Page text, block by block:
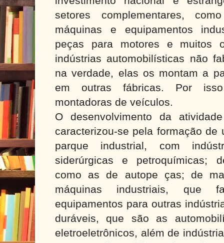
setores complementares,
máquinas e equipamentos
peças para motores e muitos
indústrias automobilísticas não
na verdade, elas os montam a
em outras fábricas. Por
montadoras de veículos.
O desenvolvimento da
caracterizou-se pela formação de
parque industrial, com
siderúrgicas e petroquímicas;
como as de autope ças; de
máquinas industriais, que
equipamentos para outras
duráveis, que são as
eletroeletrônicos, além de